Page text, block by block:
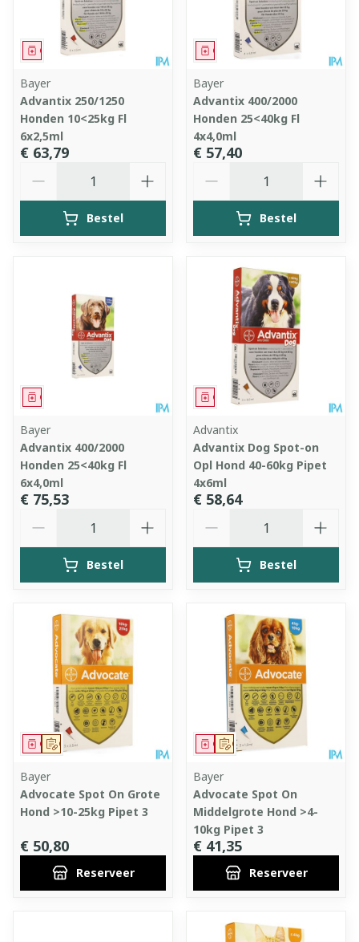
Geneesmiddel
Bayer
Advantix 250/1250
Honden 10<25kg Fl
6x2,5ml
€ 63,79
Bestel
Geneesmiddel
Bayer
Advantix 400/2000
Honden 25<40kg Fl
4x4,0ml
€ 57,40
Bestel
Geneesmiddel
Bayer
Advantix 400/2000
Honden 25<40kg Fl
6x4,0ml
€ 75,53
Bestel
Geneesmiddel
Advantix
Advantix Dog Spot-on
Opl Hond 40-60kg Pipet
4x6ml
€ 58,64
Bestel
Op voorschrift
Geneesmiddel
Bayer
Advocate Spot On Grote
Hond >10-25kg Pipet 3
€ 50,80
Reserveer
Op voorschrift
Geneesmiddel
Bayer
Advocate Spot On
Middelgrote Hond >4-
10kg Pipet 3
€ 41,35
Reserveer